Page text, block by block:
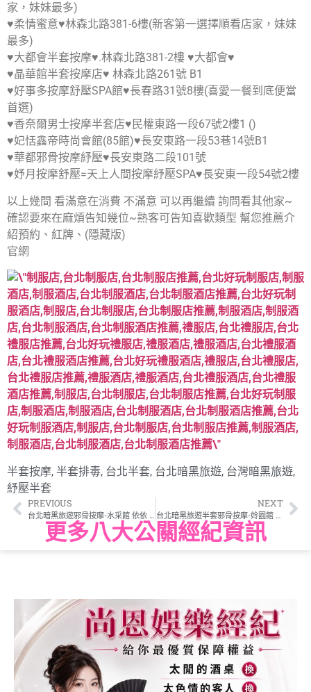
家，妹妹最多)
♥柔情蜜意♥林森北路381-6樓(新客第一選擇順看店家，妹妹
最多)
♥大都會半套按摩♥.林森北路381-2樓 ♥大都會♥
♥晶華館半套按摩店♥ 林森北路261號 B1
♥好事多按摩舒壓SPA館♥長春路31號8樓(喜愛一餐到底便當
首選)
♥香奈爾男士按摩半套店♥民權東路一段67號2樓1 ()
♥妃恬鑫帝時尚會館(85館)♥長安東路一段53巷14號B1
♥華都邪骨按摩紓壓♥長安東路二段101號
♥妤月按摩舒壓=天上人間按摩紓壓SPA♥長安東一段54號2樓
以上幾間 看滿意在消費 不滿意 可以再繼續 詢問看其他家~
確認要來在麻煩告知幾位~熟客可告知喜歡類型 幫您推薦介
紹預約、紅牌、(隱藏版)
官網
半套按摩, 半套排毒, 台北半套, 台北暗黑旅遊, 台灣暗黑旅遊,
紓壓半套
PREVIOUS NEXT
更多八大公關經紀資訊